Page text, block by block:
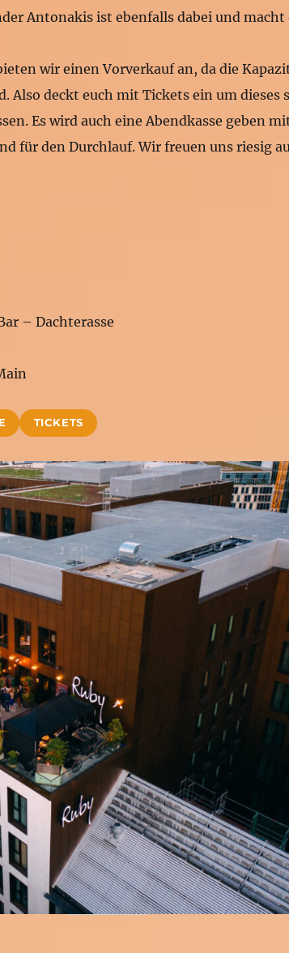
Antonakis ist ebenfalls dabei und macht
wir einen Vorverkauf an, da die
Also deckt euch mit Tickets ein um dieses
Es wird auch eine Abendkasse geben
für den Durchlauf. Wir freuen uns riesig
– Dachterasse
TICKETS